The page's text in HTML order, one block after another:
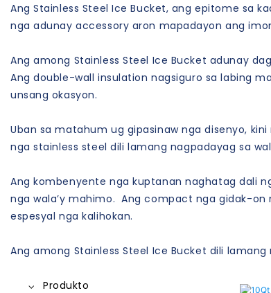
Ang Stainless Steel Ice Bucket, ang epitome sa
nga adunay accessory aron mapadayon ang
Ang among Stainless Steel Ice Bucket adunay
Ang double-wall insulation nagsiguro sa labing
unsang okasyon.
Uban sa matahum ug gipasinaw nga disenyo,
nga stainless steel dili lamang nagpadayag sa
Ang kombenyente nga kuptanan naghatag dali
nga wala’y mahimo. Ang compact nga gidak-on
espesyal nga kalihokan.
Ang among Stainless Steel Ice Bucket dili
Produkto